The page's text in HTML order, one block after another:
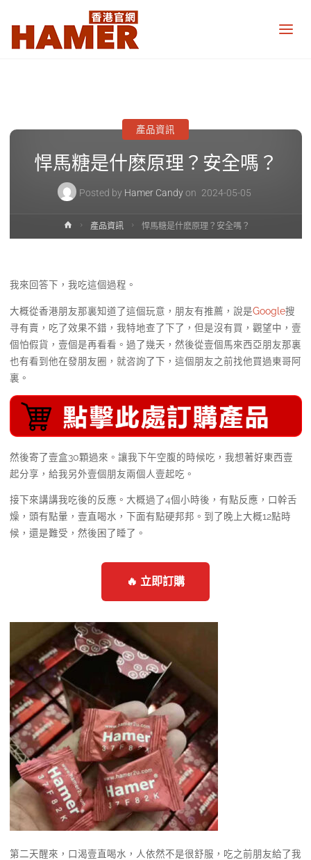
Candy
Hong
Kong
official
website
悍馬糖是什麽原理？安全嗎？
Posted by Hamer Candy on 2024-05-05
產品資訊
Home產品資訊 悍馬糖是什麽原理？安全嗎？
我來回答下，我吃這個過程。
大概從香港朋友那裏知道了這個玩意，朋友有推薦，說是Google搜
寻有賣，吃了效果不錯，我特地查了下了，但是沒有買，觀望中，壹
個怕假貨，壹個是再看看。過了幾天，然後從壹個馬來西亞朋友那裏
也有看到他在發朋友圈，就咨詢了下，這個朋友之前找他買過東哥阿
裏。
然後寄了壹盒30顆過來。讓我下午空腹的時候吃，我想著好東西壹
起分享，給我另外壹個朋友兩個人壹起吃。
接下來講講我吃後的反應。大概過了4個小時後，有點反應，口幹舌
燥，頭有點暈，壹直喝水，下面有點硬邦邦。到了晚上大概12點時
候，還是難受，然後困了睡了。
🔥 立即訂購
第二天醒來，口渴壹直喝水，人依然不是很舒服，吃之前朋友給了我